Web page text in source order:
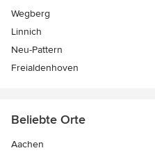
Wegberg
Linnich
Neu-Pattern
Freialdenhoven
Beliebte Orte
Aachen